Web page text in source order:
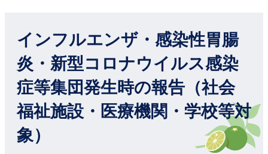
インフルエンザ・感染性胃腸
炎・新型コロナウイルス感染
症等集団発生時の報告（社会
福祉施設・医療機関・学校等対
象）